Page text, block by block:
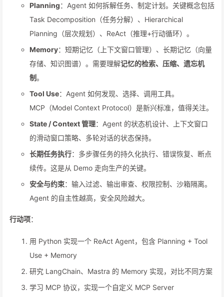
Planning：Agent 如何拆解任务、制定计划。关键概念包括
Task Decomposition（任务分解）、Hierarchical
Planning（层次规划）、ReAct（推理+行动循环）。
Memory：短期记忆（上下文窗口管理）、长期记忆（向量
存储、知识图谱）。需要理解记忆的检索、压缩、遗忘机
制。
Tool Use：Agent 如何发现、选择、调用工具。
MCP（Model Context Protocol）是新兴标准，值得关注。
State / Context 管理：Agent 的状态机设计、上下文窗口
的滑动窗口策略、多轮对话的状态保持。
长期任务执行：多步骤任务的持久化执行、错误恢复、断点
续传。这是从 Demo 走向生产的关键。
安全与约束：输入过滤、输出审查、权限控制、沙箱隔离。
Agent 的自主性越高，安全风险越大。
行动项：
用 Python 实现一个 ReAct Agent，包含 Planning + Tool
Use + Memory
研究 LangChain、Mastra 的 Memory 实现，对比不同方案
学习 MCP 协议，实现一个自定义 MCP Server